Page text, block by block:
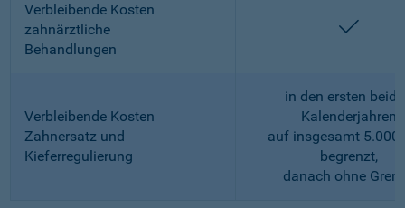
Verbleibende Kosten
zahnärztliche
Behandlungen
Verbleibende Kosten
Zahnersatz und
Kieferregulierung
in den ersten
Kalenderjahren
auf insgesamt 5.000
begrenzt,
danach ohne